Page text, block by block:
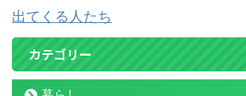
出てくる人たち
カテゴリー